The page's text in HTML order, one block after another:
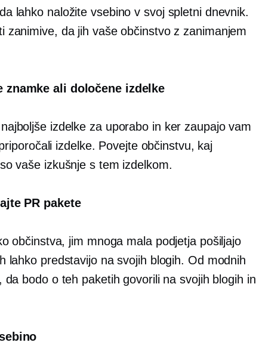
lahko naložite vsebino v svoj spletni dnevnik.
zanimive, da jih vaše občinstvo z zanimanjem
znamke ali določene izdelke
izdelke za uporabo in ker zaupajo vam
izdelke. Povejte občinstvu, kaj
vaše izkušnje s tem izdelkom.
PR pakete
občinstva, jim mnoga mala podjetja pošiljajo
lahko predstavijo na svojih blogih. Od modnih
da bodo o teh paketih govorili na svojih blogih in